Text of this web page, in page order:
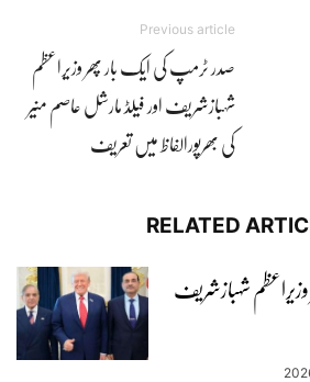
Previous article
صدر ٹرمپ کی ایک بار پھر وزیراعظم
شہبازشریف اور فیلڈ مارشل عاصم منیر
کی بھرپورالفاظ میں تعریف
RELATED
شہبازشریف